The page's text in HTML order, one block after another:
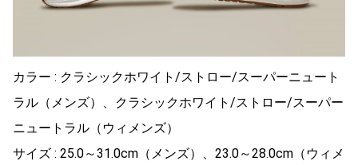
カラー : クラシックホワイト/ストロー/スーパーニュート
ラル（メンズ）、クラシックホワイト/ストロー/スーパー
ニュートラル（ウィメンズ）
サイズ : 25.0～31.0cm（メンズ）、23.0～28.0cm（ウィメ